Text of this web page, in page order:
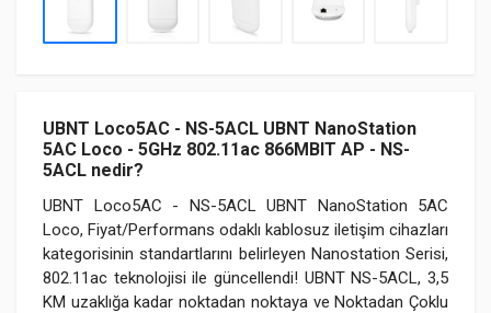
UBNT Loco5AC - NS-5ACL UBNT NanoStation
5AC Loco - 5GHz 802.11ac 866MBIT AP - NS-
5ACL nedir?
UBNT Loco5AC - NS-5ACL UBNT NanoStation 5AC
Loco, Fiyat/Performans odaklı kablosuz iletişim cihazları
kategorisinin standartlarını belirleyen Nanostation Serisi,
802.11ac teknolojisi ile güncellendi! UBNT NS-5ACL, 3,5
KM uzaklığa kadar noktadan noktaya ve Noktadan Çoklu